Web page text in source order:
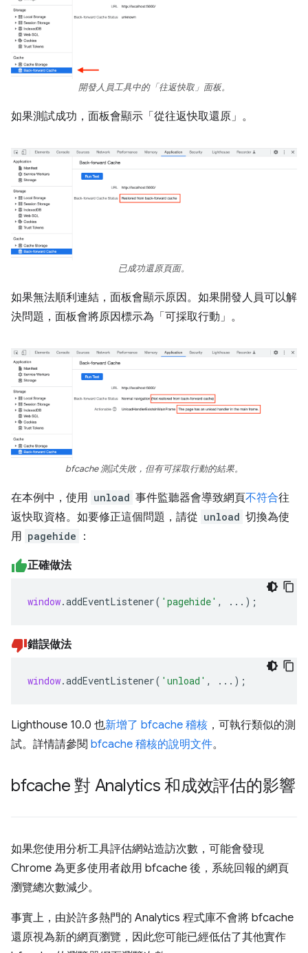
開發人員工具中的「往返快取」 面板。
如果測試成功，面板會顯示「從往返快取還原」。
已成功還原頁面。
如果無法順利連結，面板會顯示原因。如果開發人員可以解
決問題，面板會將原因標示為「可採取行動」 。
bfcache 測試失敗，但有可採取行動的結果。
在本例中，使用 unload 事件監聽器會導致網頁不符合往
返快取資格。如要修正這個問題，請從 unload 切換為使
用 pagehide ：
正確做法
window.addEventListener( 'pagehide' , ...);
錯誤做法
window.addEventListener( 'unload' , ...);
Lighthouse 10.0 也新增了 bfcache 稽核 ，可執行類似的測
試。詳情請參閱 bfcache 稽核的說明文件。
bfcache 對 Analytics 和成效評估的影響
如果您使用分析工具評估網站造訪次數，可能會發現
Chrome 為更多使用者啟用 bfcache 後，系統回報的網頁
瀏覽總次數減少。
事實上，由於許多熱門的 Analytics 程式庫不會將 bfcache
還原視為新的網頁瀏覽，因此您可能已經低估了其他實作